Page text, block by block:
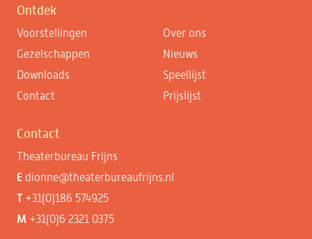
Ontdek
Voorstellingen
Over ons
Gezelschappen
Nieuws
Downloads
Speellijst
Contact
Prijslijst
Contact
Theaterbureau Frijns
E dionne@theaterbureaufrijns.nl
T +31(0)186 574925
M +31(0)6 2321 0375